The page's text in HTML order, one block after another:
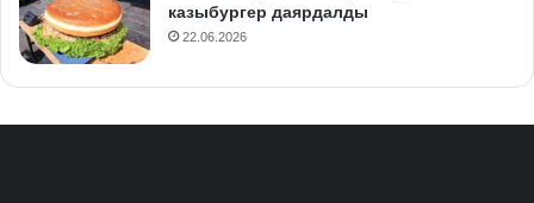
казыбургер даярдалды
22.06.2026